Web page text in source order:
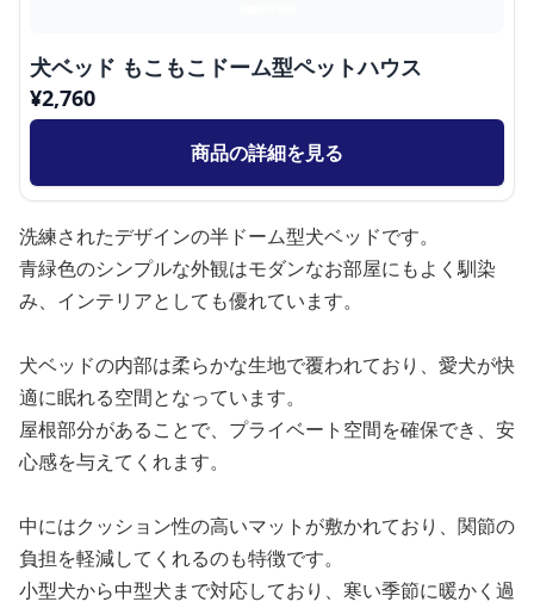
犬ベッド もこもこドーム型ペットハウス
¥2,760
商品の詳細を見る
洗練されたデザインの半ドーム型犬ベッドです。
青緑色のシンプルな外観はモダンなお部屋にもよく馴染
み、インテリアとしても優れています。
犬ベッドの内部は柔らかな生地で覆われており、愛犬が快
適に眠れる空間となっています。
屋根部分があることで、プライベート空間を確保でき、安
心感を与えてくれます。
中にはクッション性の高いマットが敷かれており、関節の
負担を軽減してくれるのも特徴です。
小型犬から中型犬まで対応しており、寒い季節に暖かく過